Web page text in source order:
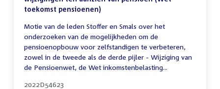
toekomst pensioenen)
Motie van de leden Stoffer en Smals over het
onderzoeken van de mogelijkheden om de
pensioenopbouw voor zelfstandigen te verbeteren,
zowel in de tweede als de derde pijler - Wijziging van
de Pensioenwet, de Wet inkomstenbelasting...
2022D54623